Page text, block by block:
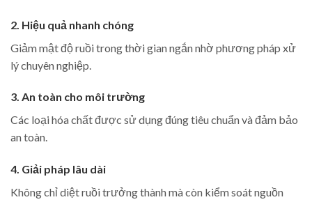
2. Hiệu quả nhanh chóng
Giảm mật độ ruồi trong thời gian ngắn nhờ phương pháp xử
lý chuyên nghiệp.
3. An toàn cho môi trường
Các loại hóa chất được sử dụng đúng tiêu chuẩn và đảm bảo
an toàn.
4. Giải pháp lâu dài
Không chỉ diệt ruồi trưởng thành mà còn kiểm soát nguồn